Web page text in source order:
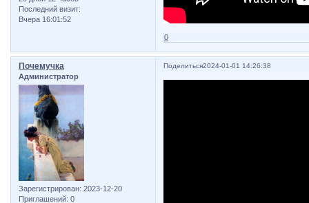
Последний визит:
Вчера 16:01:52
0
Поделиться2024-01-01 14:26:38
Почемучка
Администратор
Зарегистрирован: 2023-12-20
Приглашений: 0